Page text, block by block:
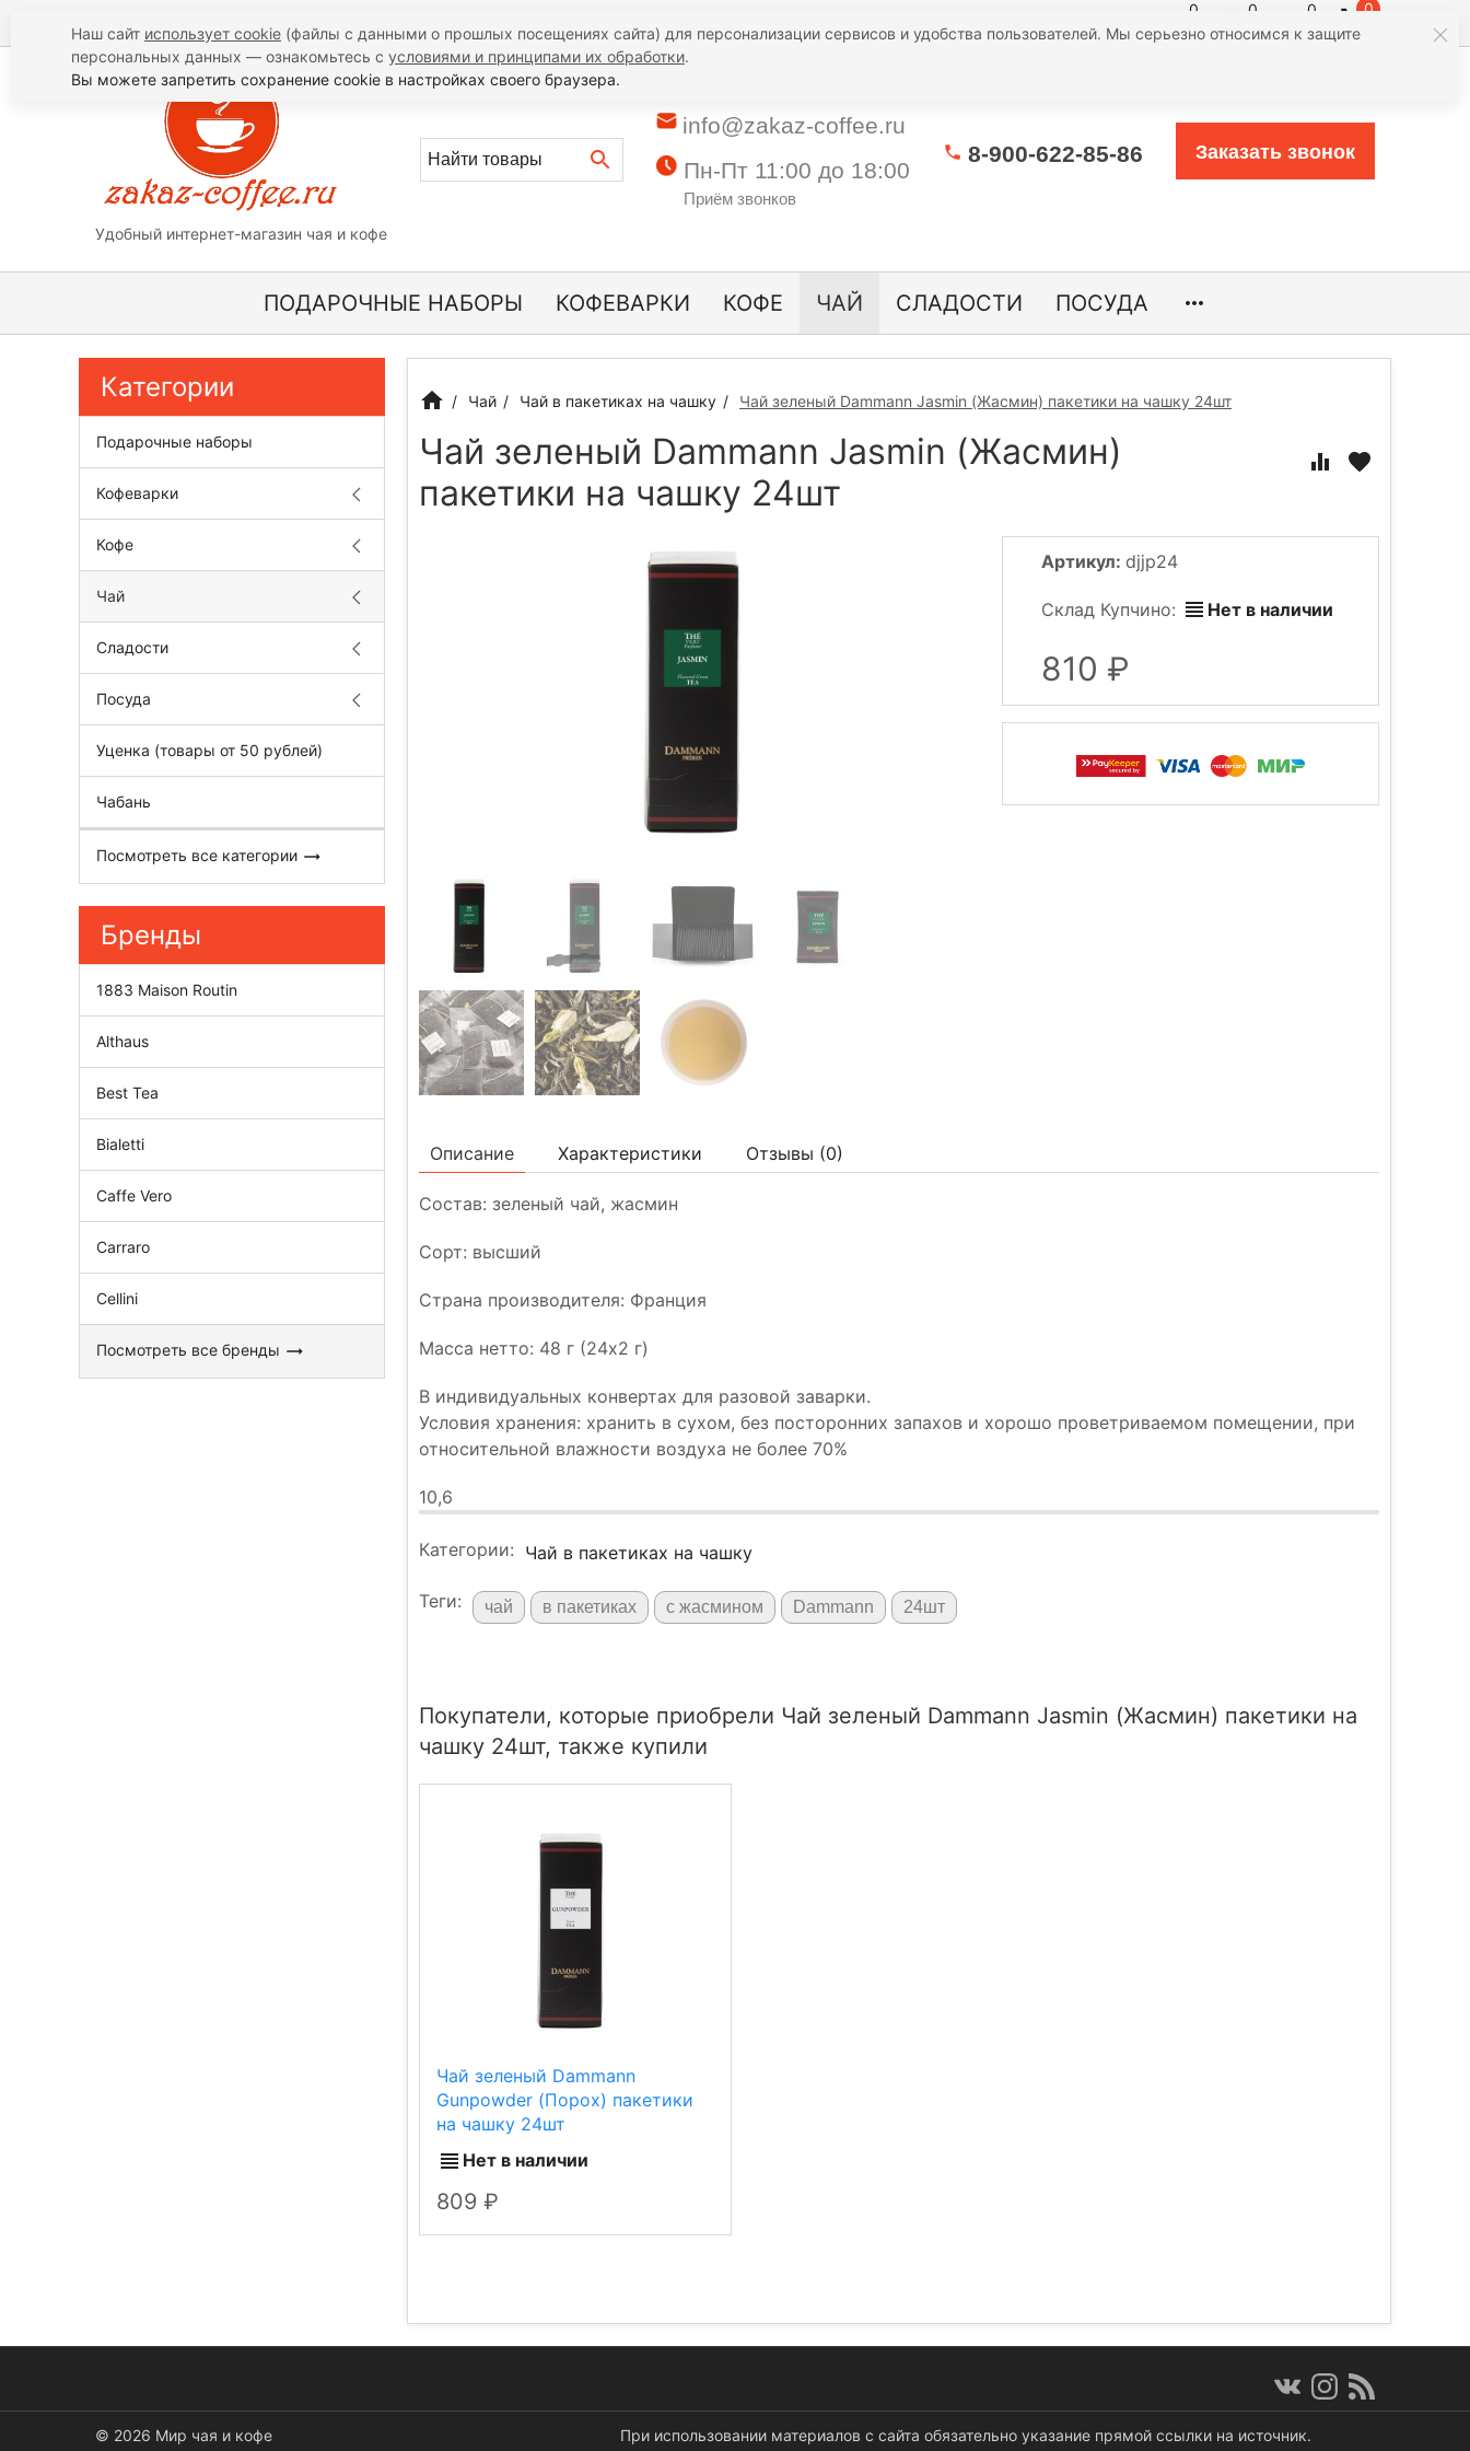
О компании Оплата Доставка/Самовывоз
0 0 0 0
Удобный интернет-магазин чая и кофе
info@zakaz-coffee.ru
Пн-Пт 11:00 до 18:00
Приём звонков
8-900-622-85-86 Заказать звонок
ПОДАРОЧНЫЕ НАБОРЫ КОФЕВАРКИ КОФЕ ЧАЙ СЛАДОСТИ ПОСУДА
Чай Чай в пакетиках на чашку Чай зеленый Dammann Jasmin (Жасмин) пакетики на чашку 24шт
Чай зеленый Dammann Jasmin (Жасмин)
пакетики на чашку 24шт
Артикул: djjp24
Склад Купчино: Нет в наличии
810
Описание Характеристики Отзывы (0)
Состав: зеленый чай, жасмин
Сорт: высший
Страна производителя: Франция
Масса нетто: 48 г (24х2 г)
В индивидуальных конвертах для разовой заварки.
Условия хранения: хранить в сухом, без посторонних запахов и хорошо проветриваемом помещении, при
относительной влажности воздуха не более 70%
10,6
Категории: Чай в пакетиках на чашку
Теги: чай в пакетиках с жасмином Dammann 24шт
Покупатели, которые приобрели Чай зеленый Dammann Jasmin (Жасмин) пакетики на
чашку 24шт, также купили
Чай зеленый Dammann
Gunpowder (Порох) пакетики
на чашку 24шт
Нет в наличии
809
Категории
Подарочные наборы
Кофеварки
Кофе
Чай
Сладости
Посуда
Уценка (товары от 50 рублей)
Чабань
Посмотреть все категории
Бренды
1883 Maison Routin
Althaus
Best Tea
Bialetti
Caffe Vero
Carraro
Cellini
Посмотреть все бренды
© 2026 Мир чая и кофе При использовании материалов с сайта обязательно указание прямой ссылки на источник.
Наш сайт использует cookie (файлы с данными о прошлых посещениях сайта) для персонализации сервисов и удобства пользователей. Мы серьезно относимся к защите
персональных данных — ознакомьтесь с условиями и принципами их обработки.
Вы можете запретить сохранение cookie в настройках своего браузера.